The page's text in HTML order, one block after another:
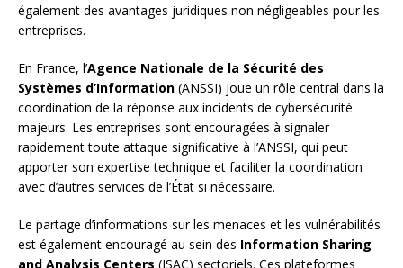
également des avantages juridiques non négligeables pour les
entreprises.
En France, l’Agence Nationale de la Sécurité des
Systèmes d’Information (ANSSI) joue un rôle central dans la
coordination de la réponse aux incidents de cybersécurité
majeurs. Les entreprises sont encouragées à signaler
rapidement toute attaque significative à l’ANSSI, qui peut
apporter son expertise technique et faciliter la coordination
avec d’autres services de l’État si nécessaire.
Le partage d’informations sur les menaces et les vulnérabilités
est également encouragé au sein des Information Sharing
and Analysis Centers (ISAC) sectoriels. Ces plateformes